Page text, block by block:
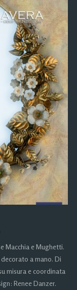
Macchia e Mughetti.
a mano. Di
misura e coordinata
Renee Danzer.